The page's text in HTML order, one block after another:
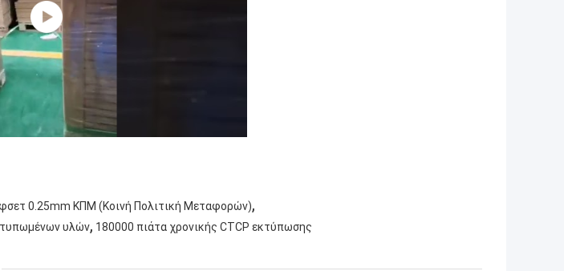
0.25mm ΚΠΜ (Κοινή Πολιτική Μεταφορών),
τυπωμένων υλών, 180000 πιάτα χρονικής CTCP εκτύπωσης